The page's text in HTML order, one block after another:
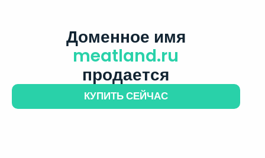
Доменное имя
meatland.ru
продается
КУПИТЬ СЕЙЧАС